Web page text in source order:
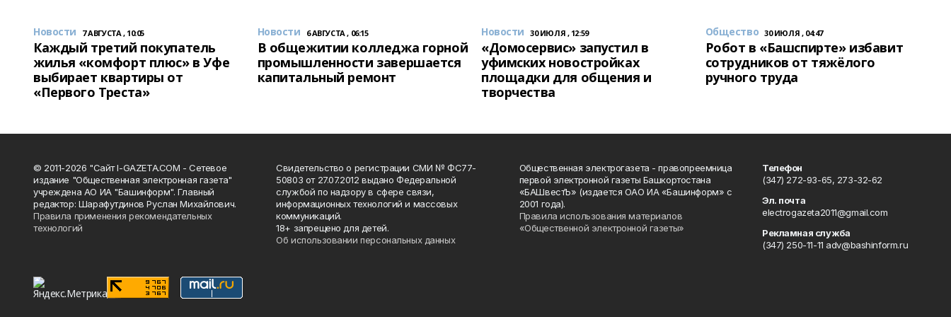
Новости 7 АВГУСТА , 10:05
Каждый третий покупатель
жилья «комфорт плюс» в Уфе
выбирает квартиры от
«Первого Треста»
Новости 6 АВГУСТА , 06:15
В общежитии колледжа горной
промышленности завершается
капитальный ремонт
Новости 30 ИЮЛЯ , 12:59
«Домосервис» запустил в
уфимских новостройках
площадки для общения и
творчества
Общество 30 ИЮЛЯ , 04:47
Робот в «Башспирте» избавит
сотрудников от тяжёлого
ручного труда
© 2011-2026 "Сайт I-GAZETA.COM - Сетевое
издание "Общественная электронная газета"
учреждена АО ИА "Башинформ". Главный
редактор: Шарафутдинов Руслан Михайлович.
Правила применения рекомендательных
технологий
Свидетельство о регистрации СМИ № ФС77-
50803 от 27.07.2012 выдано Федеральной
службой по надзору в сфере связи,
информационных технологий и массовых
коммуникаций.
18+ запрещено для детей.
Об использовании персональных данных
Общественная электрогазета - правопреемница
первой электронной газеты Башкортостана
«БАШвестЪ» (издается ОАО ИА «Башинформ» с
2001 года).
Правила использования материалов
«Общественной электронной газеты»
Телефон
(347) 272-93-65, 273-32-62
Эл. почта
electrogazeta2011@gmail.com
Рекламная служба
(347) 250-11-11 adv@bashinform.ru